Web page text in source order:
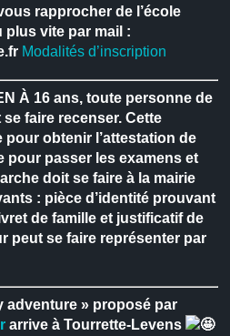
rapprocher de l’école
plus vite par mail :
Modalités d’inscription
À 16 ans, toute personne de
faire recenser. Cette
obtenir l’attestation de
pour passer les examens et
doit se faire à la mairie
: pièce d’identité prouvant
de famille et justificatif de
peut se faire représenter par
adventure » proposé par
arrive à Tourrette-Levens